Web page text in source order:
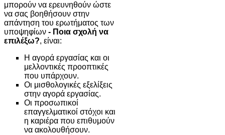
μπορούν να ερευνηθούν ώστε
να σας βοηθήσουν στην
απάντηση του ερωτήματος των
υποψηφίων - Ποια σχολή να
επιλέξω?, είναι:
H αγορά εργασίας και οι
μελλοντικές προοπτικές
που υπάρχουν.
Οι μισθολογικές εξελίξεις
στην αγορά εργασίας.
Οι προσωπικοί
επαγγελματικοί στόχοι και
η καριέρα που επιθυμούν
να ακολουθήσουν.